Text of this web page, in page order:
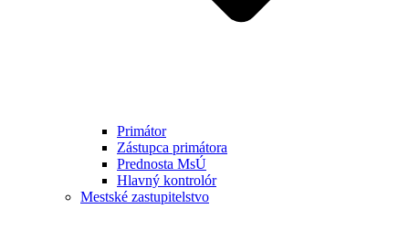
Primátor
Zástupca primátora
Prednosta MsÚ
Hlavný kontrolór
Mestské zastupitelstvo